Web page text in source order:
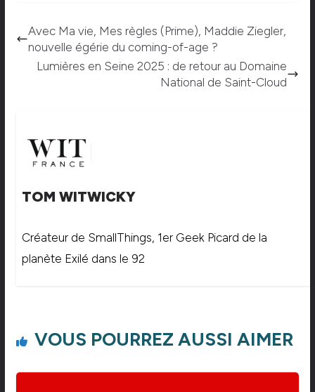
Avec Ma vie, Mes règles (Prime), Maddie Ziegler,
nouvelle égérie du coming-of-age ?
Lumières en Seine 2025 : de retour au Domaine
National de Saint-Cloud
TOM WITWICKY
Créateur de SmallThings, 1er Geek Picard de la
planète Exilé dans le 92
VOUS POURREZ AUSSI AIMER